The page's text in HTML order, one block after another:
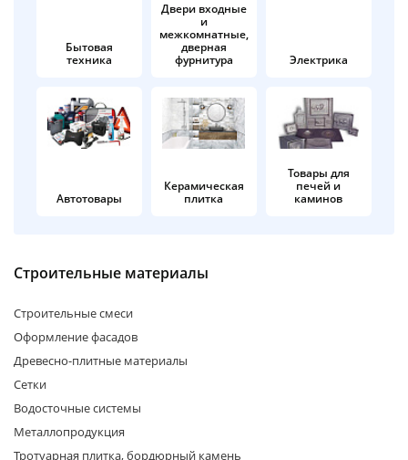
Бытовая
техника
Двери входные
и
межкомнатные,
дверная
фурнитура
Электрика
Автотовары
Керамическая
плитка
Товары для
печей и
каминов
Строительные материалы
Строительные смеси
Оформление фасадов
Древесно-плитные материалы
Сетки
Водосточные системы
Металлопродукция
Тротуарная плитка, бордюрный камень
раз в 2
недели
Остались вопросы?
8 800 302-02-51
plait.ru